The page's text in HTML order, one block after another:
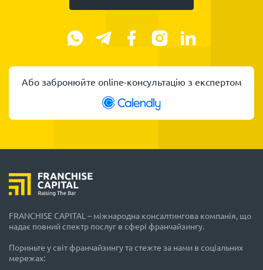
Або забронюйте online-консультацію з експертом
FRANCHISE CAPITAL – міжнародна консалтингова компанія, що
надає повний спектр послуг в сфері франчайзингу.
Пориньте у світ франчайзингу та стежте за нами в соціальних
мережах: